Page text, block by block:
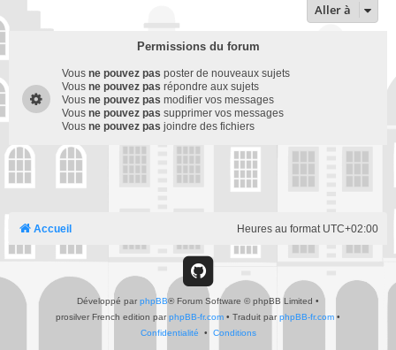
Aller à
Permissions du forum
Vous ne pouvez pas poster de nouveaux sujets
Vous ne pouvez pas répondre aux sujets
Vous ne pouvez pas modifier vos messages
Vous ne pouvez pas supprimer vos messages
Vous ne pouvez pas joindre des fichiers
Accueil Heures au format UTC+02:00
G
i
t
Développé par phpBB® Forum Software © phpBB Limited •
prosilver French edition parphpBB-fr.com • Traduit parphpBB-fr.com •
Confidentialité • Conditions